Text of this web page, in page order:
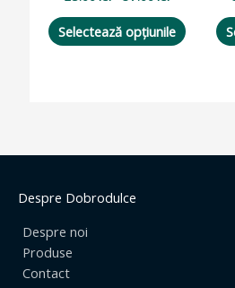
Selectează opțiunile alese
Despre Dobrodulce
Despre noi
Produse
Contact